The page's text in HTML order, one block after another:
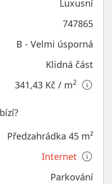
Luxusní
747865
B - Velmi úsporná
Klidná část
341,43 Kč / m2
Předzahrádka 45 m²
Internet
Parkování